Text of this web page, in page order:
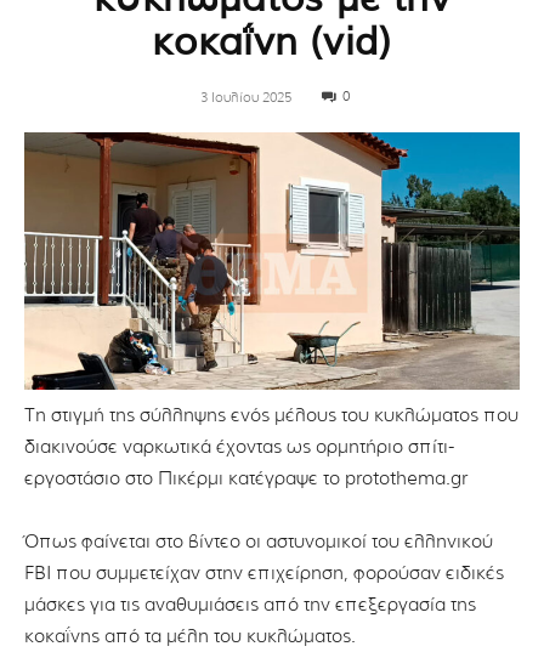
κοκαΐνη (vid)
3 Ιουλίου 2025 0
Τη στιγμή της σύλληψης ενός μέλους του κυκλώματος που
διακινούσε ναρκωτικά έχοντας ως ορμητήριο σπίτι-
εργοστάσιο στο Πικέρμι κατέγραψε το protothema.gr
Όπως φαίνεται στο βίντεο οι αστυνομικοί του ελληνικού
FBI που συμμετείχαν στην επιχείρηση, φορούσαν ειδικές
μάσκες για τις αναθυμιάσεις από την επεξεργασία της
κοκαΐνης από τα μέλη του κυκλώματος.